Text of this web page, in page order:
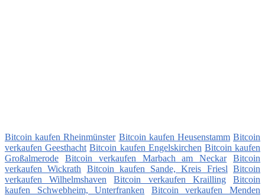
Bitcoin kaufen Rheinmünster Bitcoin kaufen Heusenstamm Bitcoin
verkaufen Geesthacht Bitcoin kaufen Engelskirchen Bitcoin kaufen
Großalmerode
Bitcoin verkaufen Marbach am Neckar
Bitcoin
verkaufen Wickrath
Bitcoin kaufen Sande, Kreis Friesl Bitcoin
verkaufen Wilhelmshaven
Bitcoin verkaufen Krailling
Bitcoin
kaufen Schwebheim, Unterfranken
Bitcoin verkaufen Menden